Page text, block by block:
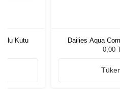
Kutu
Dailies Aqua
0,00